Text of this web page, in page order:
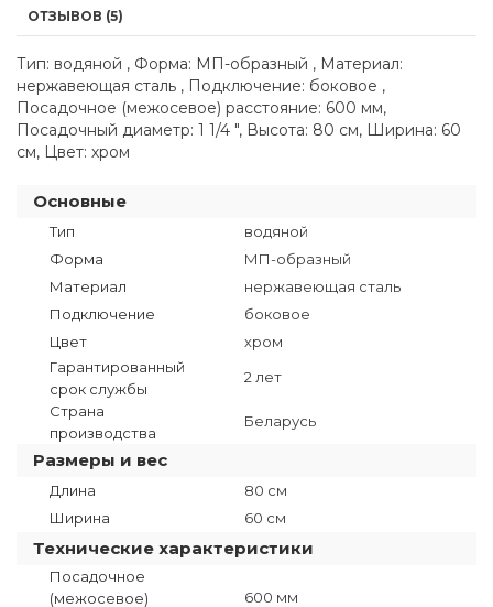
ОТЗЫВОВ (5)
Тип: водяной , Форма: МП-образный , Материал:
нержавеющая сталь , Подключение: боковое ,
Посадочное (межосевое) расстояние: 600 мм,
Посадочный диаметр: 1 1/4 ", Высота: 80 см, Ширина: 60
см, Цвет: хром
Основные
Тип
водяной
Форма
МП-образный
Материал
нержавеющая сталь
Подключение
боковое
Цвет
хром
Гарантированный
срок службы
2 лет
Страна
производства
Беларусь
Размеры и вес
Длина
80 см
Ширина
60 см
Технические характеристики
Посадочное
(межосевое)
600 мм